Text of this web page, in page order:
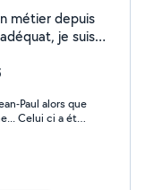
métier depuis
je suis
grenier
Paul alors que
Celui ci a été